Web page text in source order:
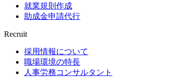
就業規則作成
助成金申請代行
Recruit
採用情報について
職場環境の特長
人事労務コンサルタント